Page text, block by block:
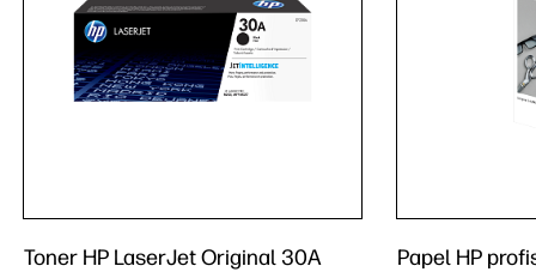
Toner HP LaserJet Original 30A
Papel HP